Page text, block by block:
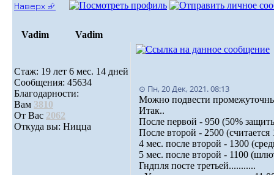
Наверх ⮵
Vadim Vadim
Стаж: 19 лет 6 мес. 14 дней
Сообщения: 45634
Благодарности:
Вам 3810
От Вас 2062
Откуда вы: Ницца
⊙ Пн, 20 Дек, 2021. 08:13
Можно подвести
Итак..
После первой - 950 (50%
После второй - 2500
4 мес. после второй - 1300
5 мес. после второй - 1100
Гндпля посте третьей...........